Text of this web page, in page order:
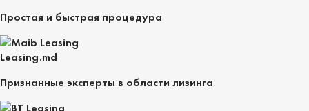
Простая и быстрая процедура
Leasing.md
Признанные эксперты в области лизинга